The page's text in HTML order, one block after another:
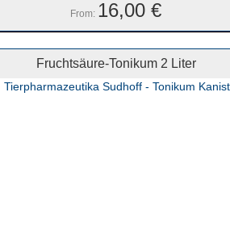
From: 16,00€
Fruchtsäure-Tonikum 2 Liter